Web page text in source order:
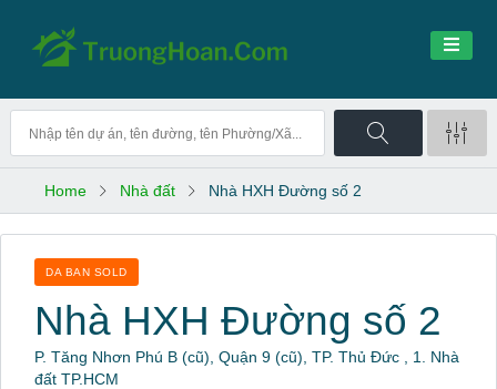
Home Nhà đất Nhà HXH Đường số 2
DA BAN SOLD
Nhà HXH Đường số 2
P. Tăng Nhơn Phú B (cũ), Quận 9 (cũ), TP. Thủ Đức , 1. Nhà
đất TP.HCM